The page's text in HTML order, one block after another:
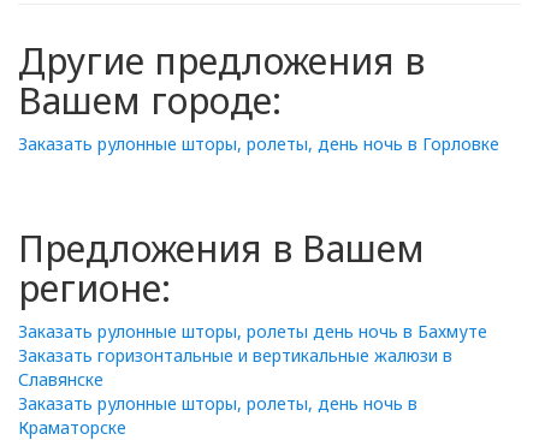
Другие предложения в
Вашем городе:
Заказать рулонные шторы, ролеты, день ночь в Горловке
Предложения в Вашем
регионе:
Заказать рулонные шторы, ролеты день ночь в Бахмуте
Заказать горизонтальные и вертикальные жалюзи в
Славянске
Заказать рулонные шторы, ролеты, день ночь в
Краматорске